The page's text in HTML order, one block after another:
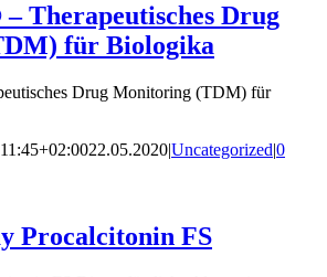
Therapeutisches Drug
für Biologika
Drug Monitoring (TDM) für
22.05.2020|Uncategorized|0
Procalcitonin FS